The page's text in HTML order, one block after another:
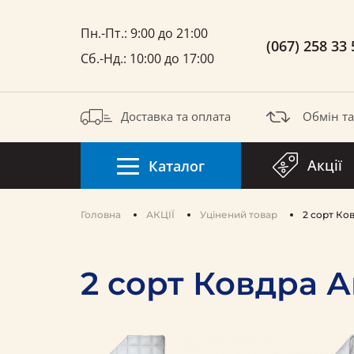
Пн.-Пт.: 9:00 до 21:00
Сб.-Нд.: 10:00 до 17:00
(067) 258 33
Доставка та оплата Обмін
Каталог Акції
Головна АКЦІЇ Уцінений товар 2 сорт
2 сорт Ковдра